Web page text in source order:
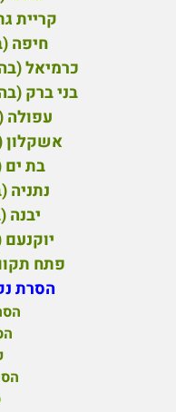
קריית
חיפה
כרמיאל
בני ברק
עפולה
אשקלון
בת ים
נתניה
יבנה
פתח
הסרת